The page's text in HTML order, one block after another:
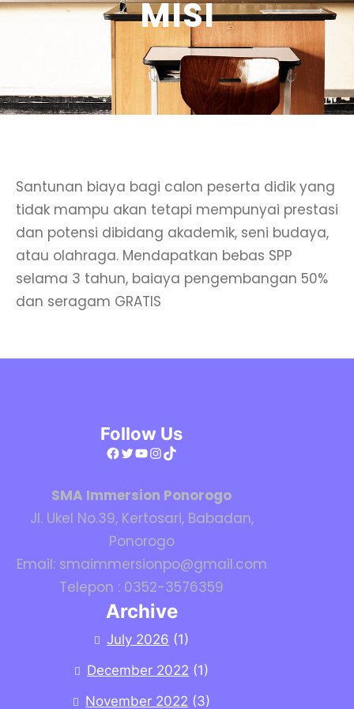
MISI
Santunan biaya bagi calon peserta didik yang
tidak mampu akan tetapi mempunyai prestasi
dan potensi dibidang akademik, seni budaya,
atau olahraga. Mendapatkan bebas SPP
selama 3 tahun, baiaya pengembangan 50%
dan seragam GRATIS
Follow Us
Facebook Twitter YouTube InstagramTikTok
SMA Immersion Ponorogo
Jl. Ukel No.39, Kertosari, Babadan,
Ponorogo
Email: smaimmersionpo@gmail.com
Telepon : 0352-3576359
Archive
July 2026 (1)
December 2022 (1)
November 2022 (3)